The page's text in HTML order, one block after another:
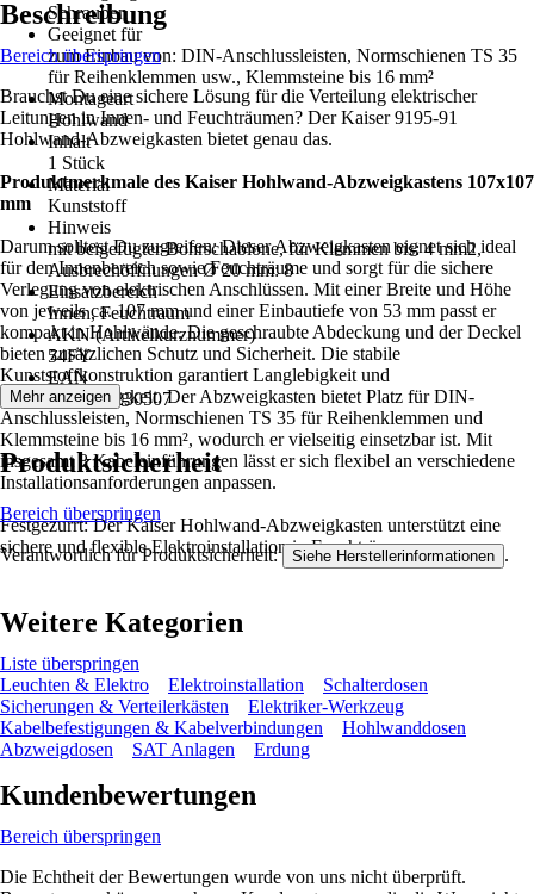
Schrauben
Geeignet für
zum Einbau von: DIN-Anschlussleisten, Normschienen TS 35
für Reihenklemmen usw., Klemmsteine bis 16 mm²
Montageart
Hohlwand
Inhalt
1 Stück
Material
Kunststoff
Hinweis
mit beigefügter Bohrschablone, für Klemmen bis: 4 mm2,
Ausbrechöffnungen Ø 20 mm: 8
Einsatzbereich
Innen, Feuchtraum
AKN (Artikelkurznummer)
54FY
EAN
4013456230507
Beschreibung
Bereich überspringen
Brauchst Du eine sichere Lösung für die Verteilung elektrischer
Leitungen in Innen- und Feuchträumen? Der Kaiser 9195-91
Hohlwand-Abzweigkasten bietet genau das.
Produktmerkmale des Kaiser Hohlwand-Abzweigkastens 107x107
mm
Darum solltest Du zugreifen: Dieser Abzweigkasten eignet sich ideal
für den Innenbereich sowie Feuchträume und sorgt für die sichere
Verlegung von elektrischen Anschlüssen. Mit einer Breite und Höhe
von jeweils ca. 107 mm und einer Einbautiefe von 53 mm passt er
kompakt in Hohlwände. Die geschraubte Abdeckung und der Deckel
bieten zusätzlichen Schutz und Sicherheit. Die stabile
Kunststoffkonstruktion garantiert Langlebigkeit und
Widerstandsfähigkeit. Der Abzweigkasten bietet Platz für DIN-
Anschlussleisten, Normschienen TS 35 für Reihenklemmen und
Klemmsteine bis 16 mm², wodurch er vielseitig einsetzbar ist. Mit
insgesamt 8 Kabeleinführungen lässt er sich flexibel an verschiedene
Installationsanforderungen anpassen.
Festgezurrt: Der Kaiser Hohlwand-Abzweigkasten unterstützt eine
sichere und flexible Elektroinstallation in Feuchträumen.
Mehr anzeigen
Produktsicherheit
Bereich überspringen
Verantwortlich für Produktsicherheit: Siehe Herstellerinformationen .
Weitere Kategorien
Liste überspringen
Leuchten & Elektro
Elektroinstallation
Schalterdosen
Sicherungen & Verteilerkästen
Elektriker-Werkzeug
Kabelbefestigungen & Kabelverbindungen
Hohlwanddosen
Abzweigdosen
SAT Anlagen Erdung
Kundenbewertungen
Bereich überspringen
Die Echtheit der Bewertungen wurde von uns nicht überprüft.